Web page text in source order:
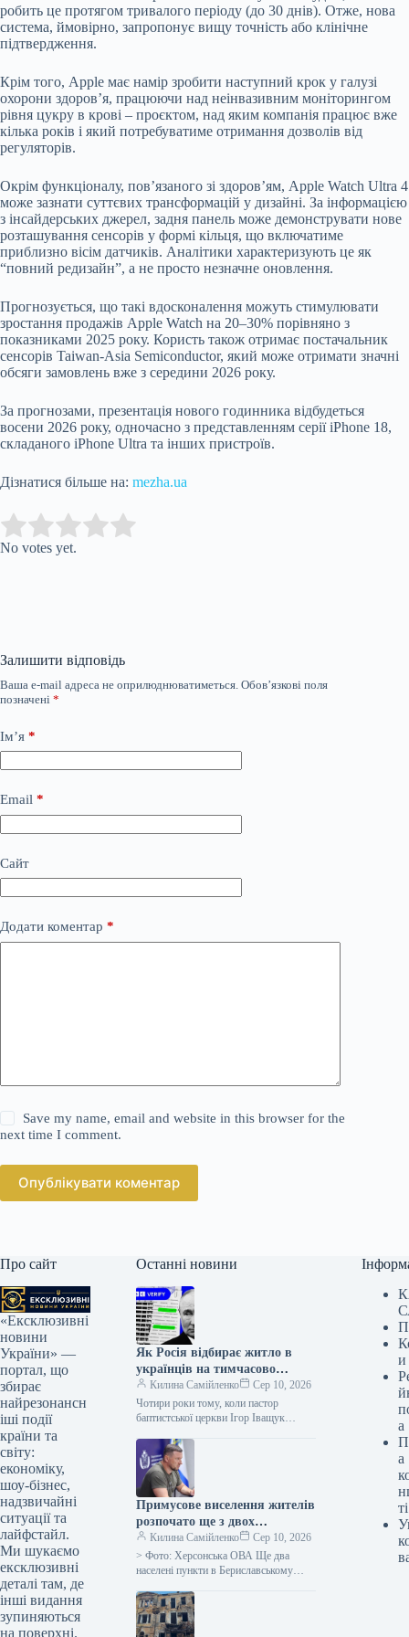
робить це протягом тривалого періоду (до 30 днів). Отже, нова
система, ймовірно, запропонує вищу точність або клінічне
підтвердження.
Крім того, Apple має намір зробити наступний крок у галузі
охорони здоров’я, працюючи над неінвазивним моніторингом
рівня цукру в крові – проєктом, над яким компанія працює вже
кілька років і який потребуватиме отримання дозволів від
регуляторів.
Окрім функціоналу, пов’язаного зі здоров’ям, Apple Watch Ultra 4
може зазнати суттєвих трансформацій у дизайні. За інформацією
з інсайдерських джерел, задня панель може демонструвати нове
розташування сенсорів у формі кільця, що включатиме
приблизно вісім датчиків. Аналітики характеризують це як
“повний редизайн”, а не просто незначне оновлення.
Прогнозується, що такі вдосконалення можуть стимулювати
зростання продажів Apple Watch на 20–30% порівняно з
показниками 2025 року. Користь також отримає постачальник
сенсорів Taiwan-Asia Semiconductor, який може отримати значні
обсяги замовлень вже з середини 2026 року.
За прогнозами, презентація нового годинника відбудеться
восени 2026 року, одночасно з представленням серії iPhone 18,
складаного iPhone Ultra та інших пристроїв.
Дізнатися більше на: mezha.ua
Rate this item:
No votes yet.
Залишити відповідь
Ваша e-mail адреса не оприлюднюватиметься. Обов’язкові поля
позначені *
Ім’я *
Email *
Сайт
Додати коментар *
Save my name, email and website in this browser for the
next time I comment.
Опублікувати коментар
Про сайт
«Ексклюзивні
новини
України» —
портал, що
збирає
найрезонансн
іші події
країни та
світу:
економіку,
шоу-бізнес,
надзвичайні
ситуації та
лайфстайл.
Ми шукаємо
ексклюзивні
деталі там, де
інші видання
зупиняються
на поверхні.
Останні новини
Як Росія відбирає житло в
українців на тимчасово
окупованих територіях
Килина Самійленко
Сер 10, 2026
Чотири роки тому, коли пастор
баптистської церкви Ігор Іващук
окупованій Росією Запорізькій області,
він сподівався,…
Примусове виселення жителів
розпочато ще з двох
населених пунктів
Бериславського району на
Херсонщині.
Килина Самійленко
Сер 10, 2026
> Фото: Херсонська ОВА Ще два
населені пункти в Бериславському
Красносільське та Чарівне, відтепер
підлягають…
и
а
а
ті